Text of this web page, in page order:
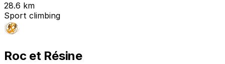
28.6 km
Sport climbing
Roc et Résine